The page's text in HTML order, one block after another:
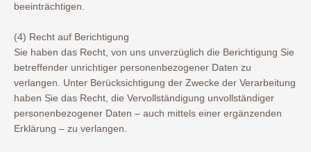
beeinträchtigen.
(4) Recht auf Berichtigung
Sie haben das Recht, von uns unverzüglich die Berichtigung Sie
betreffender unrichtiger personenbezogener Daten zu
verlangen. Unter Berücksichtigung der Zwecke der Verarbeitung
haben Sie das Recht, die Vervollständigung unvollständiger
personenbezogener Daten – auch mittels einer ergänzenden
Erklärung – zu verlangen.